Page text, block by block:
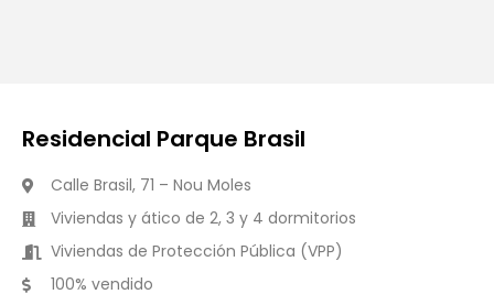
Residencial Parque Brasil
Calle Brasil, 71 – Nou Moles
Viviendas y ático de 2, 3 y 4 dormitorios
Viviendas de Protección Pública (VPP)
100% vendido